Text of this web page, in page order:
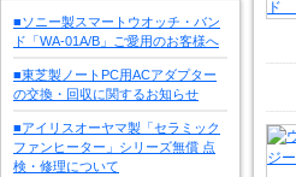
■ソニー製スマートウオッチ・バン
ド「WA-01A/B」ご愛用のお客様へ
■東芝製ノートPC用ACアダプター
の交換・回収に関するお知らせ
■アイリスオーヤマ製「セラミック
ファンヒーター」シリーズ無償 点
検・修理について